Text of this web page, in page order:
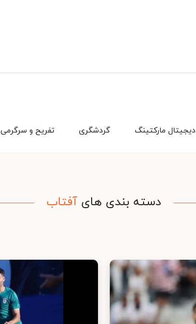
تفریح و سرگرمی گردشگری دیجیتال مارکتینگ
دسته بندی های آفتاب